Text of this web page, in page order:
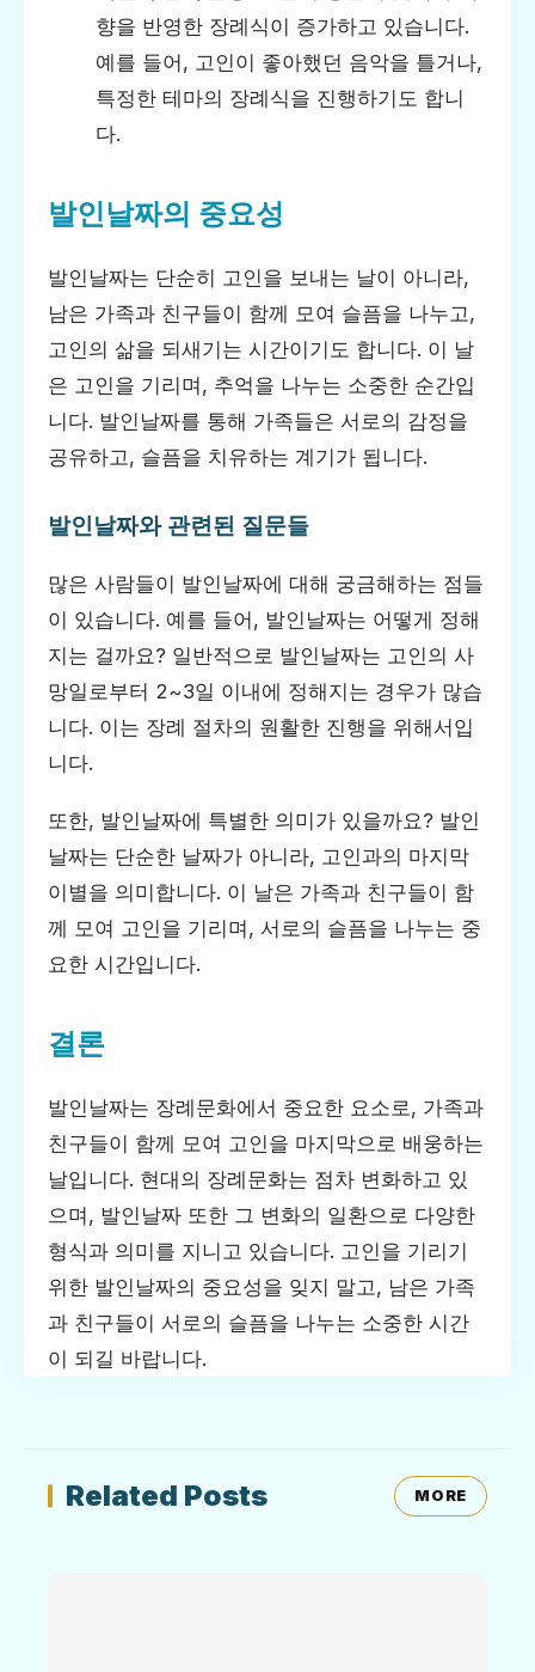
향을 반영한 장례식이 증가하고 있습니다.
예를 들어, 고인이 좋아했던 음악을 틀거나,
특정한 테마의 장례식을 진행하기도 합니
다.
발인날짜의 중요성
발인날짜는 단순히 고인을 보내는 날이 아니라,
남은 가족과 친구들이 함께 모여 슬픔을 나누고,
고인의 삶을 되새기는 시간이기도 합니다. 이 날
은 고인을 기리며, 추억을 나누는 소중한 순간입
니다. 발인날짜를 통해 가족들은 서로의 감정을
공유하고, 슬픔을 치유하는 계기가 됩니다.
발인날짜와 관련된 질문들
많은 사람들이 발인날짜에 대해 궁금해하는 점들
이 있습니다. 예를 들어, 발인날짜는 어떻게 정해
지는 걸까요? 일반적으로 발인날짜는 고인의 사
망일로부터 2~3일 이내에 정해지는 경우가 많습
니다. 이는 장례 절차의 원활한 진행을 위해서입
니다.
또한, 발인날짜에 특별한 의미가 있을까요? 발인
날짜는 단순한 날짜가 아니라, 고인과의 마지막
이별을 의미합니다. 이 날은 가족과 친구들이 함
께 모여 고인을 기리며, 서로의 슬픔을 나누는 중
요한 시간입니다.
결론
발인날짜는 장례문화에서 중요한 요소로, 가족과
친구들이 함께 모여 고인을 마지막으로 배웅하는
날입니다. 현대의 장례문화는 점차 변화하고 있
으며, 발인날짜 또한 그 변화의 일환으로 다양한
형식과 의미를 지니고 있습니다. 고인을 기리기
위한 발인날짜의 중요성을 잊지 말고, 남은 가족
과 친구들이 서로의 슬픔을 나누는 소중한 시간
이 되길 바랍니다.
Related Posts MORE